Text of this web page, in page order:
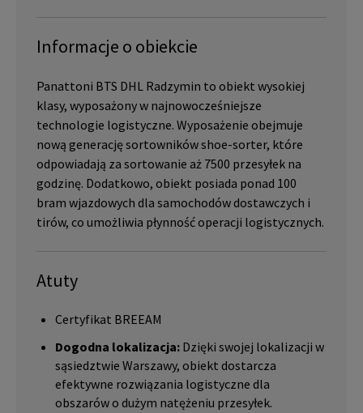
Informacje o obiekcie
Panattoni BTS DHL Radzymin to obiekt wysokiej
klasy, wyposażony w najnowocześniejsze
technologie logistyczne. Wyposażenie obejmuje
nową generację sortowników shoe-sorter, które
odpowiadają za sortowanie aż 7500 przesyłek na
godzinę. Dodatkowo, obiekt posiada ponad 100
bram wjazdowych dla samochodów dostawczych i
tirów, co umożliwia płynność operacji logistycznych.
Atuty
Certyfikat BREEAM
Dogodna lokalizacja: Dzięki swojej lokalizacji w
sąsiedztwie Warszawy, obiekt dostarcza
efektywne rozwiązania logistyczne dla
obszarów o dużym natężeniu przesyłek.